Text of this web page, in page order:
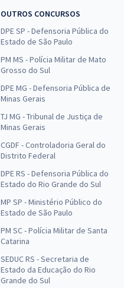
OUTROS CONCURSOS
DPE SP - Defensoria Pública do
Estado de São Paulo
PM MS - Polícia Militar de Mato
Grosso do Sul
DPE MG - Defensoria Pública de
Minas Gerais
TJ MG - Tribunal de Justiça de
Minas Gerais
CGDF - Controladoria Geral do
Distrito Federal
DPE RS - Defensoria Pública do
Estado do Rio Grande do Sul
MP SP - Ministério Público do
Estado de São Paulo
PM SC - Polícia Militar de Santa
Catarina
SEDUC RS - Secretaria de
Estado da Educação do Rio
Grande do Sul